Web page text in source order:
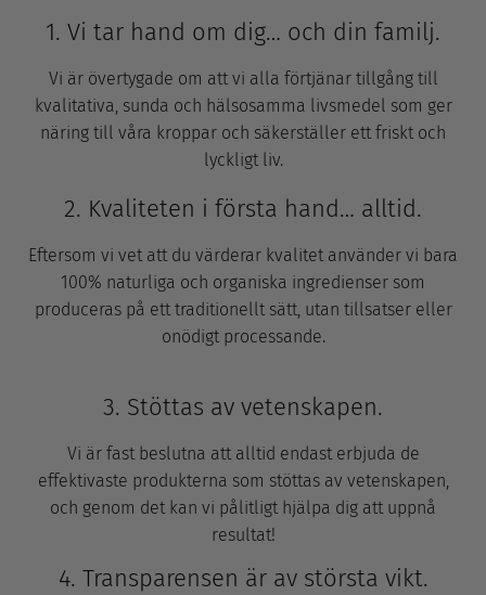
1. Vi tar hand om dig… och din familj.
Vi är övertygade om att vi alla förtjänar tillgång till
kvalitativa, sunda och hälsosamma livsmedel som ger
näring till våra kroppar och säkerställer ett friskt och
lyckligt liv.
2. Kvaliteten i första hand… alltid.
Eftersom vi vet att du värderar kvalitet använder vi bara
100% naturliga och organiska ingredienser som
produceras på ett traditionellt sätt, utan tillsatser eller
onödigt processande.
3. Stöttas av vetenskapen.
Vi är fast beslutna att alltid endast erbjuda de
effektivaste produkterna som stöttas av vetenskapen,
och genom det kan vi pålitligt hjälpa dig att uppnå
resultat!
4. Transparensen är av största vikt.